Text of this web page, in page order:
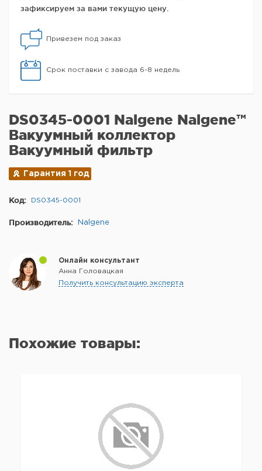
зафиксируем за вами текущую цену.
Привезем под заказ
Срок поставки с завода 6-8 недель
DS0345-0001 Nalgene Nalgene™
Вакуумный коллектор
Вакуумный фильтр
Гарантия 1 год
Код: DS0345-0001
Производитель: Nalgene
Онлайн консультант
Анна Головацкая
Получить консультацию эксперта
Похожие товары: